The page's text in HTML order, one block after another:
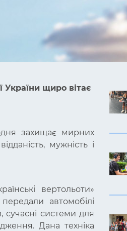
України щиро вітає
захищає мирних
мужність і
вертольоти»
автомобілі
сучасні системи для
Дана техніка